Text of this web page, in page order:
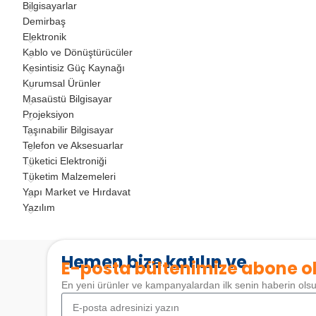
Bilgisayarlar
Demirbaş
Elektronik
Kablo ve Dönüştürücüler
Kesintisiz Güç Kaynağı
Kurumsal Ürünler
Masaüstü Bilgisayar
Projeksiyon
Taşınabilir Bilgisayar
Telefon ve Aksesuarlar
Tüketici Elektroniği
Tüketim Malzemeleri
Yapı Market ve Hırdavat
Yazılım
Hemen bize katılın ve
E-posta bültenimize abone
En yeni ürünler ve kampanyalardan ilk senin haberin